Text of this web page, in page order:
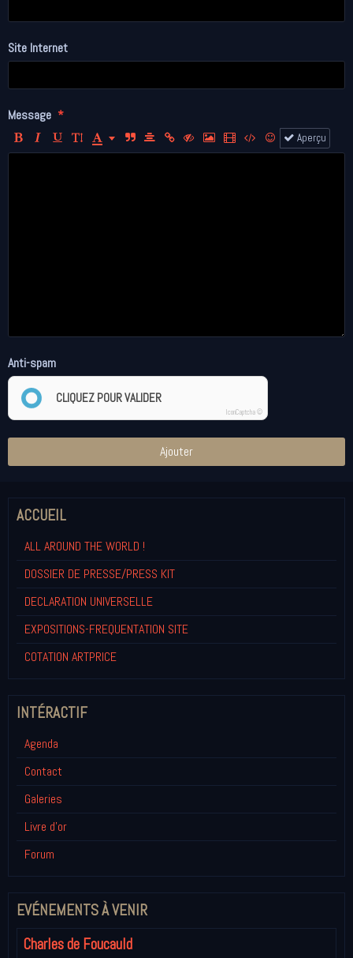
Site Internet
Message
Aperçu
Anti-spam
CLIQUEZ POUR VALIDER
IconCaptcha ©
Ajouter
ACCUEIL
ALL AROUND THE WORLD !
DOSSIER DE PRESSE/PRESS KIT
DECLARATION UNIVERSELLE
EXPOSITIONS-FREQUENTATION SITE
COTATION ARTPRICE
INTÉRACTIF
Agenda
Contact
Galeries
Livre d'or
Forum
EVÉNEMENTS À VENIR
Charles de Foucauld